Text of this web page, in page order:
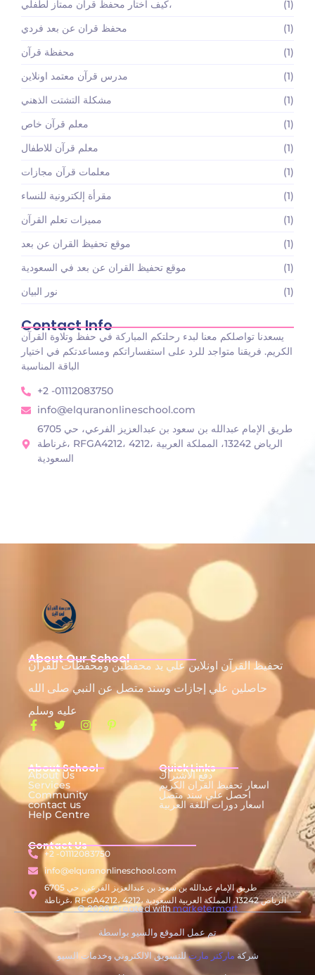
كيف اختار محفظ قران ممتاز لطفلي،
(1)
محفظ قران عن بعد فردي
(1)
محفظة قرآن
(1)
مدرس قرآن معتمد اونلاين
(1)
مشكلة التشتت الذهني
(1)
معلم قرآن خاص
(1)
معلم قرآن للاطفال
(1)
معلمات قرآن مجازات
(1)
مقرأة إلكترونية للنساء
(1)
مميزات تعلم القرآن
(1)
موقع تحفيظ القران عن بعد
(1)
موقع تحفيظ القران عن بعد في السعودية
(1)
نور البيان
(1)
Contact Info
يسعدنا تواصلكم معنا لبدء رحلتكم المباركة في حفظ وتلاوة القرآن
الكريم. فريقنا متواجد للرد على استفساراتكم ومساعدتكم في اختيار
الباقة المناسبة
+2 -01112083750
info@elquranonlineschool.com
6705 طريق الإمام عبدالله بن سعود بن عبدالعزيز الفرعي، حي
غرناطة، RFGA4212، 4212، الرياض 13242، المملكة العربية
السعودية
About Our School
تحفيظ القرآن اونلاين علي يد محفظين ومحفظات للقرآن
حاصلين علي إجازات وسند متصل عن النبي صلى الله
عليه وسلم
About School
About Us
Services
Community
contact us
Help Centre
Quick Links
دفع الاشتراك
اسعار تحفيظ القران الكريم
احصل علي سند متصل
اسعار دورات اللغة العربية
Contact Us
+2 -01112083750
info@elquranonlineschool.com
6705 طريق الإمام عبدالله بن سعود بن عبدالعزيز الفرعي، حي
غرناطة، RFGA4212، 4212، الرياض 13242، المملكة العربية السعودية
© 2026 Created withmarketermart
تم عمل الموقع والسيو بواسطة
شركةماركتر مارتللتسويق الالكتروني وخدمات السيو